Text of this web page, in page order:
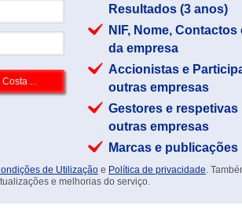
Resultados (3 anos)
NIF, Nome,
da empresa
Accionistas e
outras empresas
Gestores e respetivas
outras empresas
Marcas e publicações
de Utilização e Política de privacidade.
e melhorias do serviço.